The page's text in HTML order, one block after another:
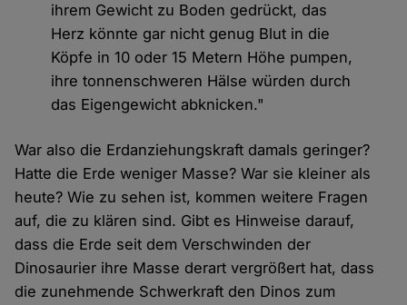
ihrem Gewicht zu Boden gedrückt, das
Herz könnte gar nicht genug Blut in die
Köpfe in 10 oder 15 Metern Höhe pumpen,
ihre tonnenschweren Hälse würden durch
das Eigengewicht abknicken."
War also die Erdanziehungskraft damals geringer?
Hatte die Erde weniger Masse? War sie kleiner als
heute? Wie zu sehen ist, kommen weitere Fragen
auf, die zu klären sind. Gibt es Hinweise darauf,
dass die Erde seit dem Verschwinden der
Dinosaurier ihre Masse derart vergrößert hat, dass
die zunehmende Schwerkraft den Dinos zum